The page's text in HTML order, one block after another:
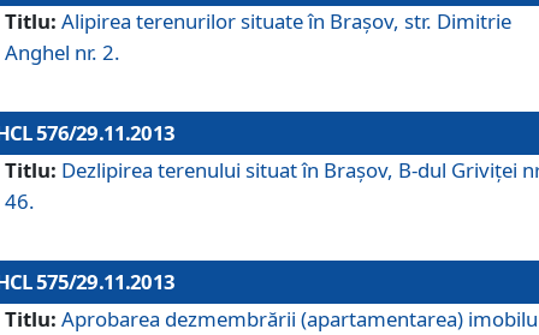
Titlu: Alipirea terenurilor situate în Braşov, str. Dimitrie
Anghel nr. 2.
576/29.11.2013
Titlu: Dezlipirea terenului situat în Braşov, B-dul Griviţei
46.
575/29.11.2013
Titlu: Aprobarea dezmembrării (apartamentarea)